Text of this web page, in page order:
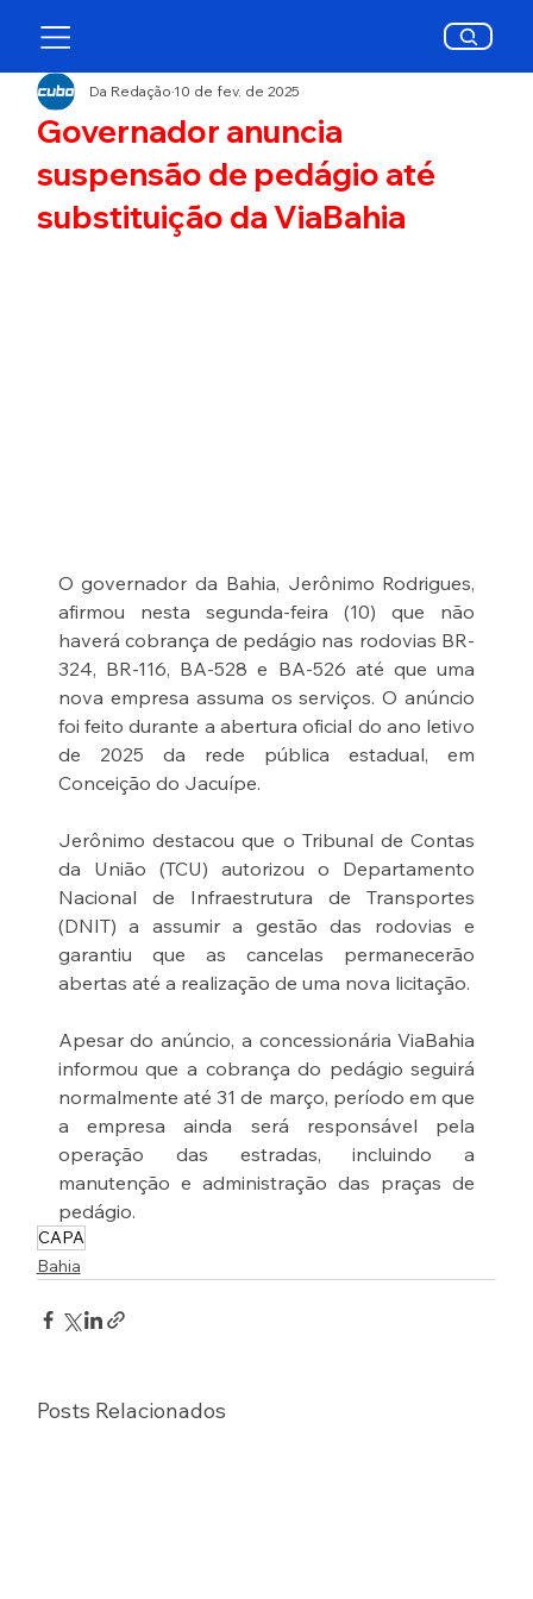
Governador anuncia
suspensão de pedágio até
substituição da ViaBahia
Da Redação10 de fev. de 2025
O governador da Bahia, Jerônimo Rodrigues,
afirmou nesta segunda-feira (10) que não
haverá cobrança de pedágio nas rodovias BR-
324, BR-116, BA-528 e BA-526 até que uma
nova empresa assuma os serviços. O anúncio
foi feito durante a abertura oficial do ano letivo
de 2025 da rede pública estadual, em
Conceição do Jacuípe.
Jerônimo destacou que o Tribunal de Contas
da União (TCU) autorizou o Departamento
Nacional de Infraestrutura de Transportes
(DNIT) a assumir a gestão das rodovias e
garantiu que as cancelas permanecerão
abertas até a realização de uma nova licitação.
Apesar do anúncio, a concessionária ViaBahia
informou que a cobrança do pedágio seguirá
normalmente até 31 de março, período em que
a empresa ainda será responsável pela
operação das estradas, incluindo a
manutenção e administração das praças de
pedágio.
CAPA
Bahia
Posts Relacionados